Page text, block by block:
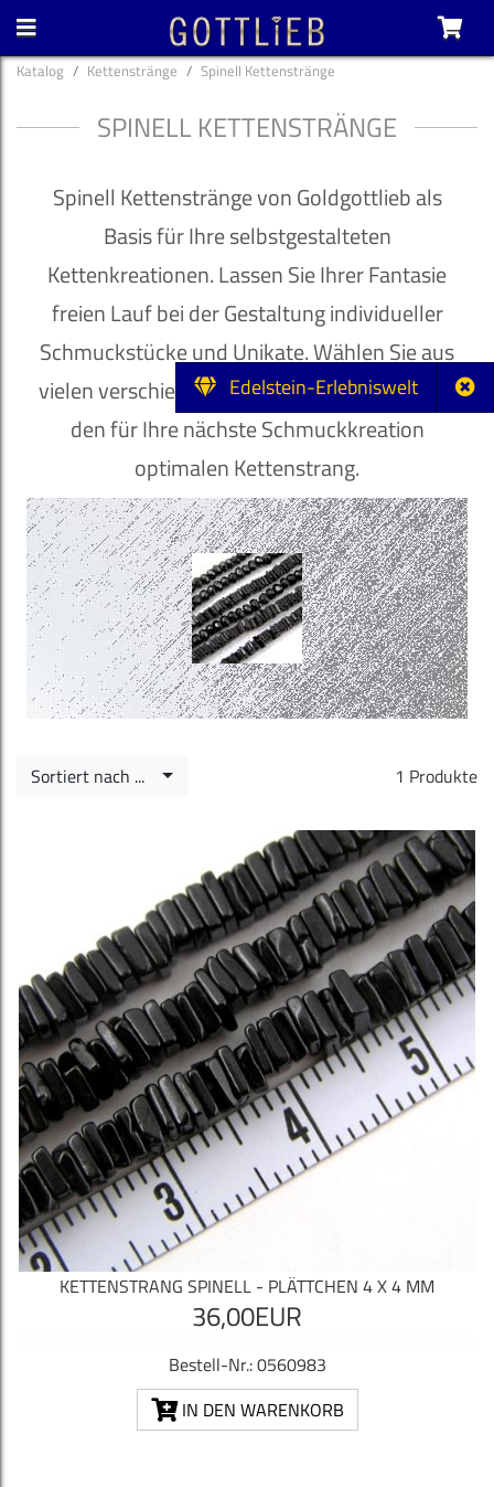
Edelstein-Erlebniswelt
Katalog Kettenstränge Spinell Kettenstränge
SPINELL KETTENSTRÄNGE
Spinell Kettenstränge von Goldgottlieb als
Basis für Ihre selbstgestalteten
Kettenkreationen. Lassen Sie Ihrer Fantasie
freien Lauf bei der Gestaltung individueller
Schmuckstücke und Unikate. Wählen Sie aus
vielen verschiedenen Steinsorten und Farben
den für Ihre nächste Schmuckkreation
optimalen Kettenstrang.
1 Produkte
Sortiert nach ...
KETTENSTRANG SPINELL - PLÄTTCHEN 4 X 4 MM
36,00EUR
Bestell-Nr.: 0560983
IN DEN WARENKORB